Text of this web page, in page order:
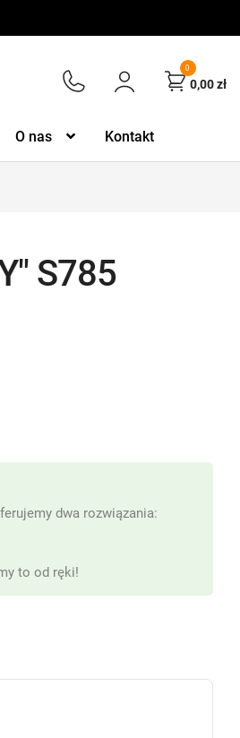
0
0,00zł
O nas Kontakt
S785
dwa rozwiązania:
to od ręki!